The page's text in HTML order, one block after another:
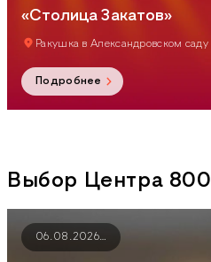
«Столица Закатов»
Ракушка в Александровском саду
Подробнее
Выбор Центра 800
06.08.2026…